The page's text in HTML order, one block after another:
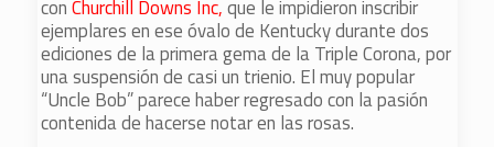
conChurchill Downs Inc,que le impidieron inscribir
ejemplares en ese óvalo de Kentucky durante dos
ediciones de la primera gema de la Triple Corona, por
una suspensión de casi un trienio. El muy popular
“Uncle Bob” parece haber regresado con la pasión
contenida de hacerse notar en las rosas.